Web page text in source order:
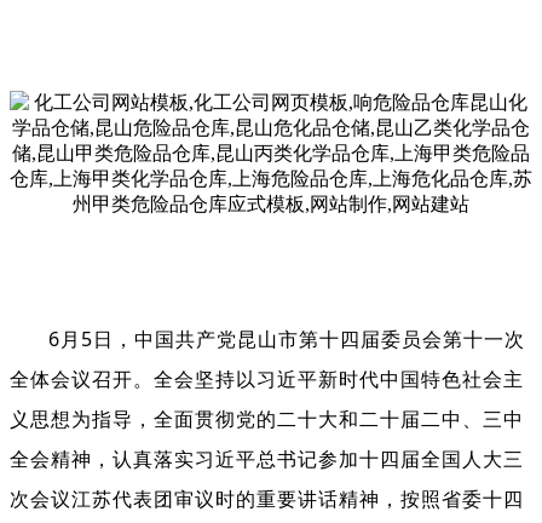
6月 5日， 中国共产党昆山市第十四届委员会第十一次
全体会议召开。全会坚持以习近平新时代中国特色社会主
义思想为指导，全面贯彻党的二十大和二十届二中、三中
全会精神，认真落实习近平总书记参加十四届全国人大三
次会议江苏代表团审议时的重要讲话精神，按照省委十四